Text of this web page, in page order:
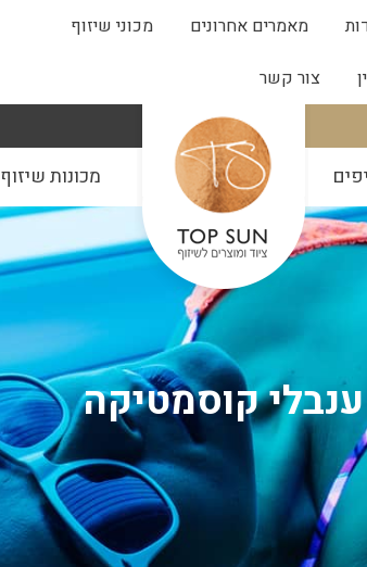
מאמרים אחרונים
מכוני שיזוף
צור קשר
מכונות שיזוף
ענבלי קוסמטיקה